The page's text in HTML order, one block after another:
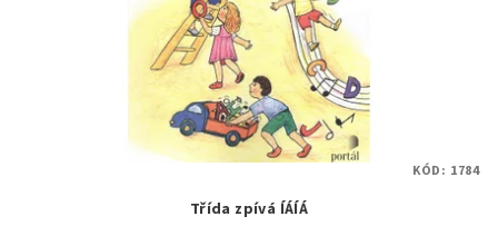
Třída zpívá ÍÁÍÁ
KÓD: 1784